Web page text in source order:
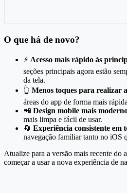
O que há de novo?
⚡ Acesso mais rápido às
seções principais agora estão
da tela.
👆 Menos toques para realizar
áreas do app de forma mais
📲 Design mobile mais
mais limpa e fácil de usar.
🔄 Experiência consistente em
navegação familiar tanto no iOS
Atualize para a versão mais recente do
começar a usar a nova experiência de